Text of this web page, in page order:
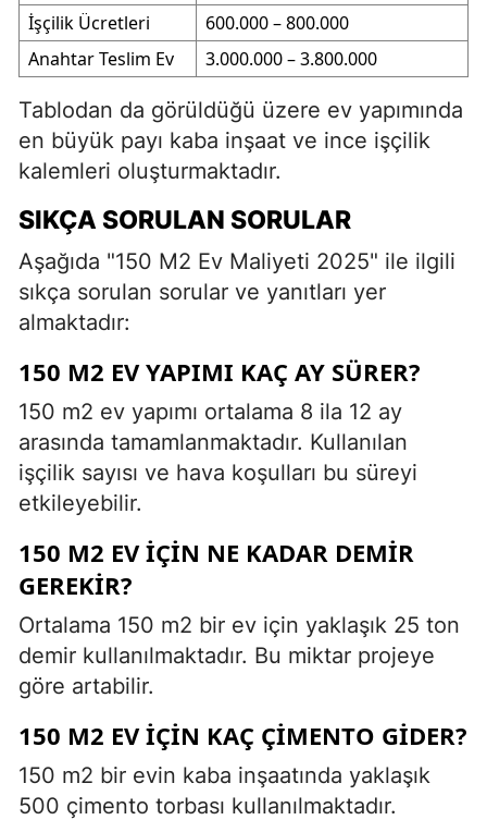
İşçilik Ücretleri
600.000 – 800.000
Anahtar Teslim Ev
3.000.000 – 3.800.000
Tablodan da görüldüğü üzere ev yapımında
en büyük payı kaba inşaat ve ince işçilik
kalemleri oluşturmaktadır.
SIKÇA SORULAN SORULAR
Aşağıda "150 M2 Ev Maliyeti 2025" ile ilgili
sıkça sorulan sorular ve yanıtları yer
almaktadır:
150 M2 EV YAPIMI KAÇ AY SÜRER?
150 m2 ev yapımı ortalama 8 ila 12 ay
arasında tamamlanmaktadır. Kullanılan
işçilik sayısı ve hava koşulları bu süreyi
etkileyebilir.
150 M2 EV İÇIN NE KADAR DEMIR
GEREKIR?
Ortalama 150 m2 bir ev için yaklaşık 25 ton
demir kullanılmaktadır. Bu miktar projeye
göre artabilir.
150 M2 EV İÇIN KAÇ ÇIMENTO GIDER?
150 m2 bir evin kaba inşaatında yaklaşık
500 çimento torbası kullanılmaktadır.